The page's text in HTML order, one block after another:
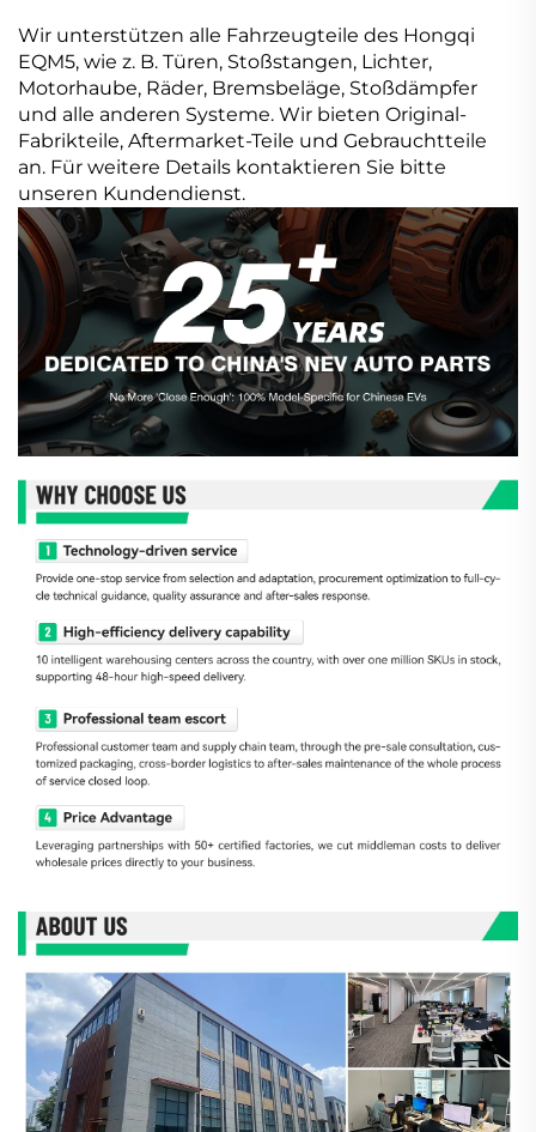
Wir unterstützen alle Fahrzeugteile des Hongqi
EQM5, wie z. B. Türen, Stoßstangen, Lichter,
Motorhaube, Räder, Bremsbeläge, Stoßdämpfer
und alle anderen Systeme. Wir bieten Original-
Fabrikteile, Aftermarket-Teile und Gebrauchtteile
an. Für weitere Details kontaktieren Sie bitte
unseren Kundendienst.